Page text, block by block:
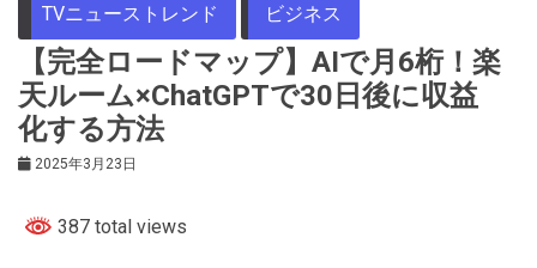
TVニューストレンド ビジネス
【完全ロードマップ】AIで月6桁！楽
天ルーム×ChatGPTで30日後に収益
化する方法
2025年3月23日
387 total views